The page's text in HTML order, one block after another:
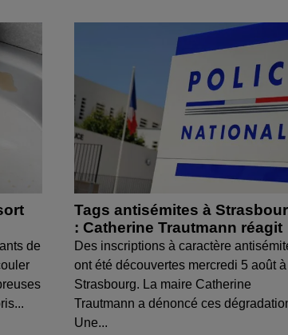
de
Tags antisémites à
: Catherine Trautmann réagit
Des inscriptions à caractère
ont été découvertes mercredi 5 août à
Strasbourg. La maire Catherine
Trautmann a dénoncé ces
Une...